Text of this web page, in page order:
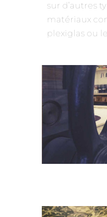
sur d’autres
matériaux
plexiglas ou